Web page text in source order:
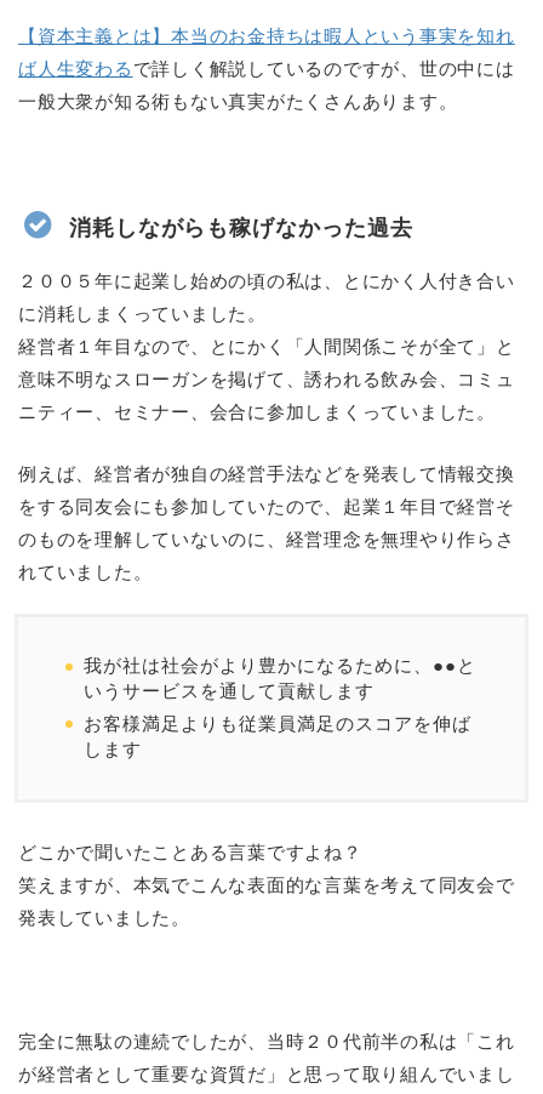
【資本主義とは】本当のお金持ちは暇人という事実を知れ
ば人生変わる で詳しく解説しているのですが、世の中には
一般大衆が知る術もない真実がたくさんあります。
消耗しながらも稼げなかった過去
２００５年に起業し始めの頃の私は、とにかく人付き合い
に消耗しまくっていました。
経営者１年目なので、とにかく「人間関係こそが全て」と
意味不明なスローガンを掲げて、誘われる飲み会、コミュ
ニティー、セミナー、会合に参加しまくっていました。
例えば、経営者が独自の経営手法などを発表して情報交換
をする同友会にも参加していたので、起業１年目で経営そ
のものを理解していないのに、経営理念を無理やり作らさ
れていました。
我が社は社会がより豊かになるために、●●と
いうサービスを通して貢献します
お客様満足よりも従業員満足のスコアを伸ば
します
どこかで聞いたことある言葉ですよね？
笑えますが、本気でこんな表面的な言葉を考えて同友会で
発表していました。
完全に無駄の連続でしたが、当時２０代前半の私は「これ
が経営者として重要な資質だ」と思って取り組んでいまし